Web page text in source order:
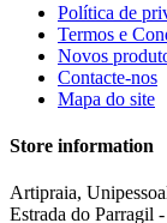
Política de
Termos e
Novos
Contacte-nos
Mapa do site
Store information
Artipraia,
Estrada do Parragil